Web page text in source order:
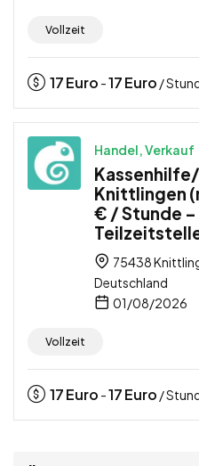
Vollzeit
17Euro -17Euro /
Handel, Verkauf
Knittlingen
€ / Stunde
75438
Deutschland
01/08/2026
Vollzeit
17Euro -17Euro /